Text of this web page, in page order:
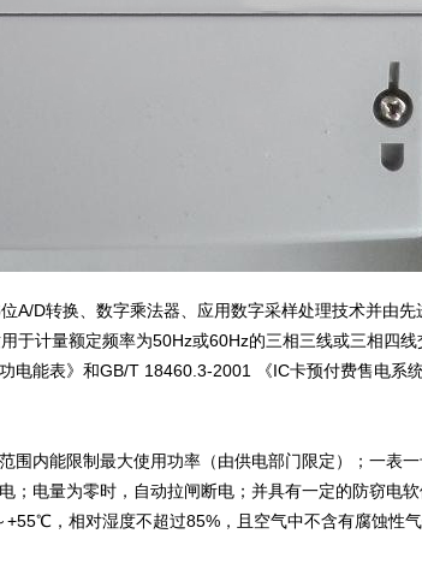
A/D转换、数字乘法器、应用数字采样处理技术并由
于计量额定频率为50Hz或60Hz的三相三线或三相四线
电能表》和GB/T 18460.3-2001 《IC卡预付费售电系
内能限制最大使用功率（由供电部门限定）；一表
电量为零时，自动拉闸断电；并具有一定的防窃电软
，相对湿度不超过85%，且空气中不含有腐蚀性